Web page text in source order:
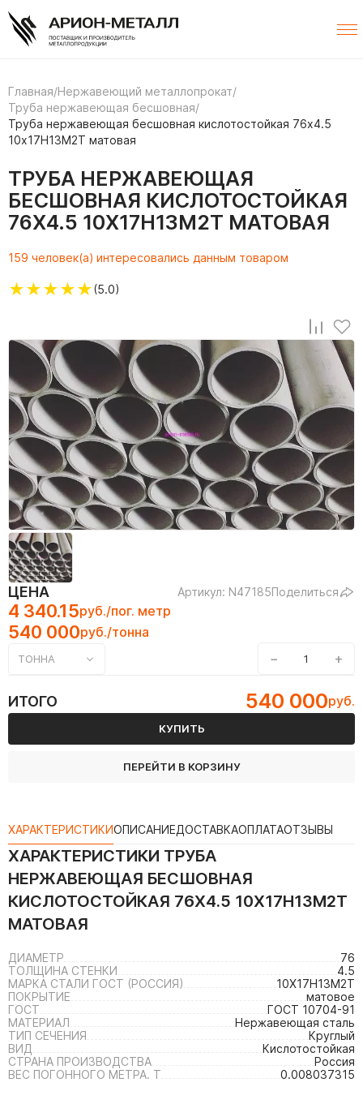
Главная/Нержавеющий металлопрокат/
Труба нержавеющая бесшовная/
Труба нержавеющая бесшовная кислотостойкая 76х4.5
10х17Н13М2Т матовая
ТРУБА НЕРЖАВЕЮЩАЯ
БЕСШОВНАЯ КИСЛОТОСТОЙКАЯ
76Х4.5 10Х17Н13М2Т МАТОВАЯ
159 человек(а) интересовались данным товаром
★★★★★(5.0)
ЦЕНА Артикул: N47185Поделиться
4 340.15руб./пог. метр
540 000руб./тонна
ТОННА − +
ИТОГО 540 000руб.
КУПИТЬ
ПЕРЕЙТИ В КОРЗИНУ
ХАРАКТЕРИСТИКИОПИСАНИЕДОСТАВКАОПЛАТАОТЗЫВЫ
ХАРАКТЕРИСТИКИ ТРУБА
НЕРЖАВЕЮЩАЯ БЕСШОВНАЯ
КИСЛОТОСТОЙКАЯ 76Х4.5 10Х17Н13М2Т
МАТОВАЯ
ДИАМЕТР
76
ТОЛЩИНА СТЕНКИ
4.5
МАРКА СТАЛИ ГОСТ (РОССИЯ)
10Х17Н13М2Т
ПОКРЫТИЕ
матовое
ГОСТ
ГОСТ 10704-91
МАТЕРИАЛ
Нержавеющая сталь
ТИП СЕЧЕНИЯ
Круглый
ВИД
Кислотостойкая
СТРАНА ПРОИЗВОДСТВА
Россия
ВЕС ПОГОННОГО МЕТРА. Т
0.008037315